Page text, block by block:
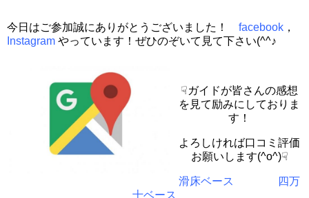
今日はご参加誠にありがとうございました！ facebook ，
Instagram やっています！ぜひのぞいて見て下さい(^^♪
☟ガイドが皆さんの感想
を見て励みにしておりま
す！
よろしければ口コミ評価
お願いします(^o^)☟
滑床ベース
四万
十ベース